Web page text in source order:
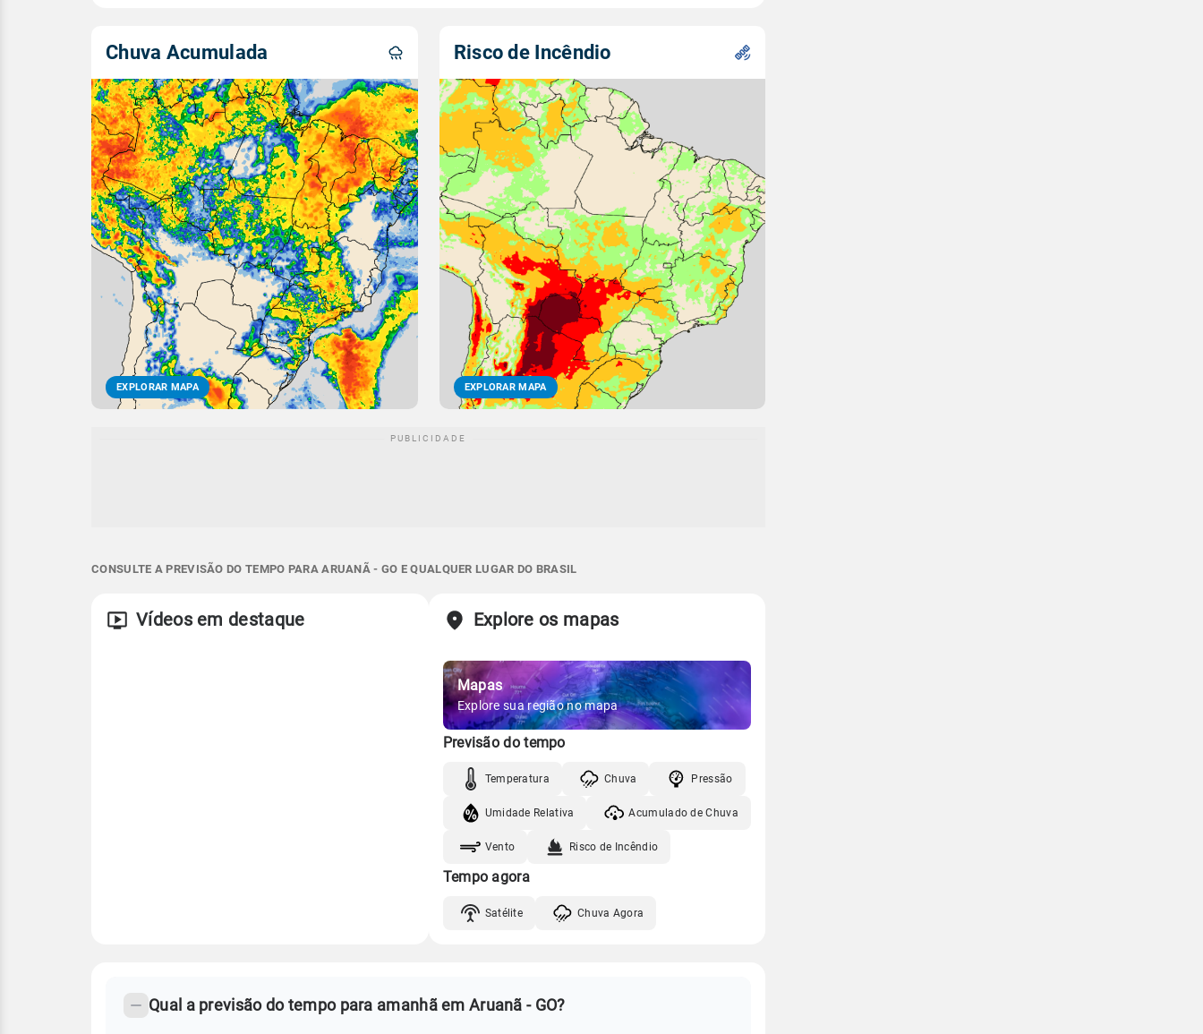
Chuva Acumulada
EXPLORAR MAPA
Risco de Incêndio
EXPLORAR MAPA
CONSULTE A PREVISÃO DO TEMPO PARA ARUANÃ - GO E QUALQUER LUGAR DO BRASIL
Vídeos em destaque Explore os mapas
Mapas
Explore sua região no mapa
Previsão do tempo
Temperatura Chuva Pressão
Umidade Relativa Acumulado de Chuva
Vento Risco de Incêndio
Tempo agora
Satélite Chuva Agora
Qual a previsão do tempo para amanhã em Aruanã - GO?